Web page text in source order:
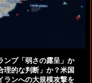
ンプ「弱さの露呈」か
理的な判断」か？米国
ランへの大規模攻撃を